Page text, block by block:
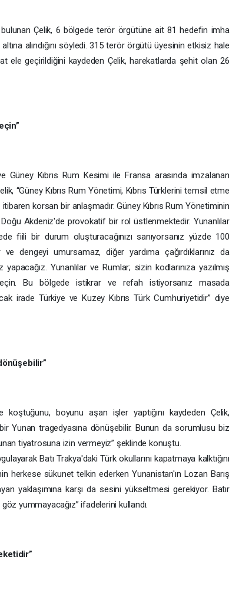
bulunan Çelik, 6 bölgede terör örgütüne ait 81 hedefin imha
alındığını söyledi. 315 terör örgütü üyesinin etkisiz hale
ele geçirildiğini kaydeden Çelik, harekatlarda şehit olan 26
Kıbrıs Rum Kesimi ile Fransa arasında imzalanan
“Güney Kıbrıs Rum Yönetimi, Kıbrıs Türklerini temsil etme
korsan bir anlaşmadır. Güney Kıbrıs Rum Yönetiminin
Akdeniz'de provokatif bir rol üstlenmektedir. Yunanlılar
fiili bir durum oluşturacağınızı sanıyorsanız yüzde 100
dengeyi umursamaz, diğer yardıma çağırdıklarınız da
Yunanlılar ve Rumlar; sizin kodlarınıza yazılmış
Bu bölgede istikrar ve refah istiyorsanız masada
irade Türkiye ve Kuzey Kıbrıs Türk Cumhuriyetidir” diye
boyunu aşan işler yaptığını kaydeden Çelik,
bir Yunan tragedyasına dönüşebilir. Bunun da sorumlusu biz
tiyatrosuna izin vermeyiz” şeklinde konuştu.
Batı Trakya'daki Türk okullarını kapatmaya kalktığını
herkese sükunet telkin ederken Yunanistan'ın Lozan Barış
yaklaşımına karşı da sesini yükseltmesi gerekiyor. Batır
göz yummayacağız” ifadelerini kullandı.